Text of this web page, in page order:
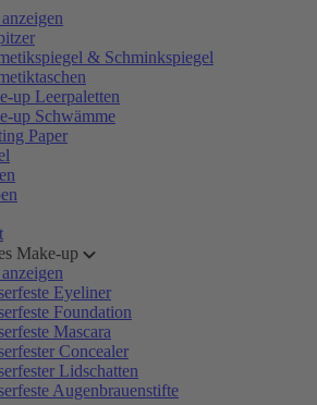
& Schminkspiegel
up Leerpaletten
up Schwämme
Paper
Make-up
Eyeliner
Foundation
Mascara
Concealer
Lidschatten
Augenbrauenstifte